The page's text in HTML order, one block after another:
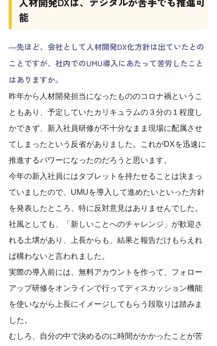
能
―先ほど、会社として人材開発DX化方針は出ていたとの
ことですが、社内でのUMU導入にあたって苦労したこと
はありますか。
昨年から人材開発担当になったもののコロナ禍というこ
ともあり、予定していたカリキュラムの３分の１程度し
かできず、新入社員研修が不十分なまま現場に配属させ
てしまったという反省がありました。これがDXを迅速に
推進するパワーになったのだろうと思います。
今年の新入社員にはタブレットを持たせることは決まっ
ていましたので、UMUを導入して進めたいといった方針
を発表したところ、 特に反対意見はありませんでした。
社風としても、「新しいことへのチャレンジ」が歓迎さ
れる土壌があ り、
上長からも、結果と報告だけもらえれ
ば構わないと言われました。
実際の導入前には、 無料アカウントを作って、フォロー
アップ研修をオンラインで行ってディスカッション機能
を使いながら上長にイメージして もらう段取りは踏みま
した。
むしろ、
自分の中で決めるのに時間がかかった ことが苦